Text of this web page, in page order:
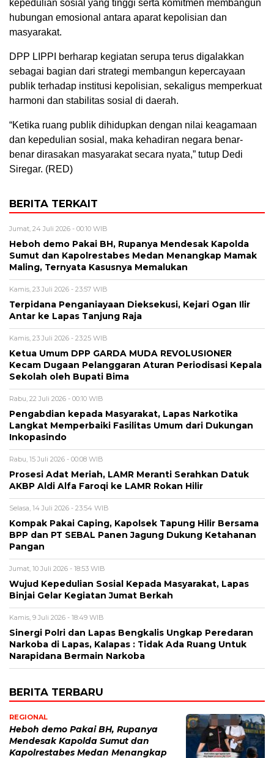
kepedulian sosial yang tinggi serta komitmen membangun
hubungan emosional antara aparat kepolisian dan
masyarakat.
DPP LIPPI berharap kegiatan serupa terus digalakkan
sebagai bagian dari strategi membangun kepercayaan
publik terhadap institusi kepolisian, sekaligus memperkuat
harmoni dan stabilitas sosial di daerah.
“Ketika ruang publik dihidupkan dengan nilai keagamaan
dan kepedulian sosial, maka kehadiran negara benar-
benar dirasakan masyarakat secara nyata,” tutup Dedi
Siregar. (RED)
BERITA TERKAIT
Jumat, 24 Juli 2026 - 00:10 WIB
Heboh demo Pakai BH, Rupanya Mendesak Kapolda
Sumut dan Kapolrestabes Medan Menangkap Mamak
Maling, Ternyata Kasusnya Memalukan
Kamis, 23 Juli 2026 - 23:57 WIB
Terpidana Penganiayaan Dieksekusi, Kejari Ogan Ilir
Antar ke Lapas Tanjung Raja
Kamis, 23 Juli 2026 - 23:25 WIB
Ketua Umum DPP GARDA MUDA REVOLUSIONER
Kecam Dugaan Pelanggaran Aturan Periodisasi Kepala
Sekolah oleh Bupati Bima
Rabu, 22 Juli 2026 - 00:10 WIB
Pengabdian kepada Masyarakat, Lapas Narkotika
Langkat Memperbaiki Fasilitas Umum dari Dukungan
Inkopasindo
Rabu, 15 Juli 2026 - 00:08 WIB
Prosesi Adat Meriah, LAMR Meranti Serahkan Datuk
AKBP Aldi Alfa Faroqi ke LAMR Rokan Hilir
Selasa, 14 Juli 2026 - 23:54 WIB
Kompak Pakai Caping, Kapolsek Tapung Hilir Bersama
BPP dan PT SEBAL Panen Jagung Dukung Ketahanan
Pangan
Jumat, 10 Juli 2026 - 18:53 WIB
Wujud Kepedulian Sosial Kepada Masyarakat, Lapas
Binjai Gelar Kegiatan Jumat Berkah
Kamis, 9 Juli 2026 - 18:49 WIB
Sinergi Polri dan Lapas Bengkalis Ungkap Peredaran
Narkoba di Lapas, Kalapas : Tidak Ada Ruang Untuk
Narapidana Bermain Narkoba
BERITA TERBARU
REGIONAL
Heboh demo Pakai BH, Rupanya
Mendesak Kapolda Sumut dan
Kapolrestabes Medan Menangkap